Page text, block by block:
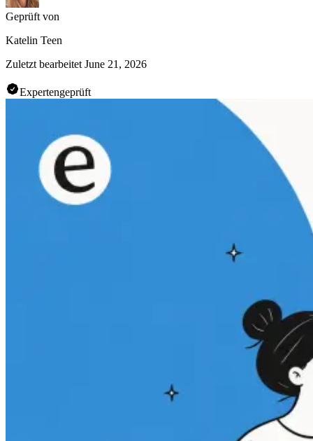
Geprüft von
Katelin Teen
Zuletzt bearbeitet June 21, 2026
Expertengeprüft